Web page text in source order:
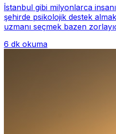
İstanbul gibi milyonlarca
şehirde psikolojik destek
uzmanı seçmek bazen
6 dk okuma